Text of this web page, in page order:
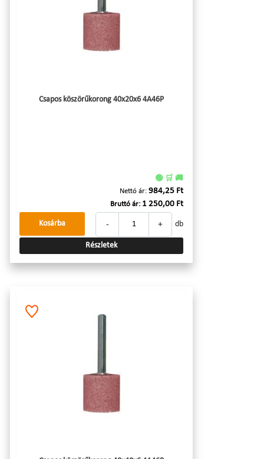
Csapos köszörűkorong 40x20x6 4A46P
🟢 🛒 🚚
Nettó ár: 984,25 Ft
Bruttó ár: 1 250,00 Ft
- + db
Kosárba
Részletek